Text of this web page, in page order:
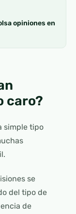
opiniones en
caro?
simple tipo
se
del tipo de
de